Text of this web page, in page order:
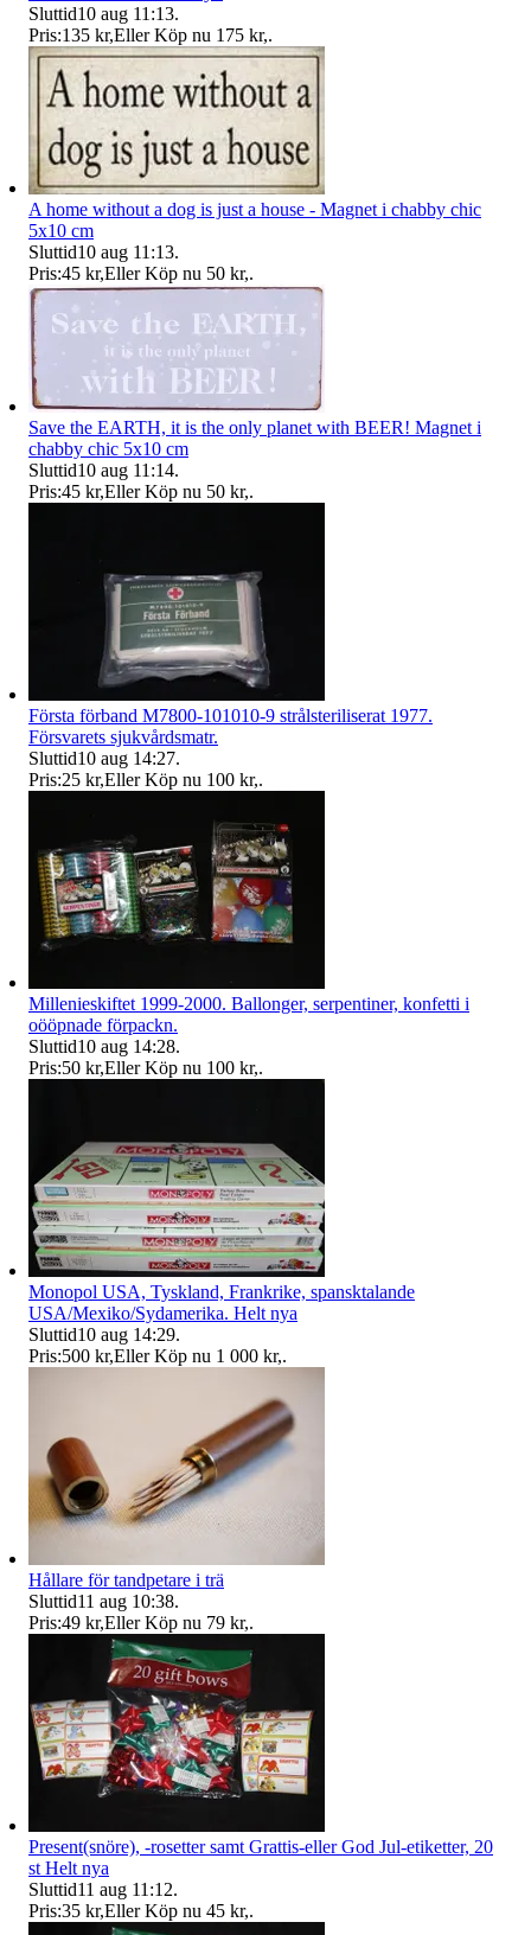
Sluttid10 aug 11:13.
Pris:135 kr,Eller Köp nu 175 kr,.
A home without a dog is just a house - Magnet i chabby chic
5x10 cm
Sluttid10 aug 11:13.
Pris:45 kr,Eller Köp nu 50 kr,.
Save the EARTH, it is the only planet with BEER! Magnet i
chabby chic 5x10 cm
Sluttid10 aug 11:14.
Pris:45 kr,Eller Köp nu 50 kr,.
Första förband M7800-101010-9 strålsteriliserat 1977.
Försvarets sjukvårdsmatr.
Sluttid10 aug 14:27.
Pris:25 kr,Eller Köp nu 100 kr,.
Millenieskiftet 1999-2000. Ballonger, serpentiner, konfetti i
oööpnade förpackn.
Sluttid10 aug 14:28.
Pris:50 kr,Eller Köp nu 100 kr,.
Monopol USA, Tyskland, Frankrike, spansktalande
USA/Mexiko/Sydamerika. Helt nya
Sluttid10 aug 14:29.
Pris:500 kr,Eller Köp nu 1 000 kr,.
Hållare för tandpetare i trä
Sluttid11 aug 10:38.
Pris:49 kr,Eller Köp nu 79 kr,.
Present(snöre), -rosetter samt Grattis-eller God Jul-etiketter, 20
st Helt nya
Sluttid11 aug 11:12.
Pris:35 kr,Eller Köp nu 45 kr,.